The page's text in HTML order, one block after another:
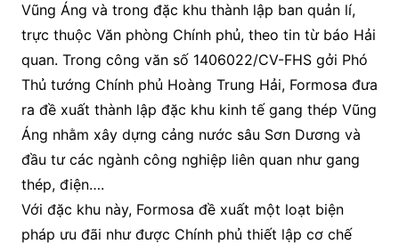
Vũng Áng và trong đặc khu thành lập ban quản lí,
trực thuộc Văn phòng Chính phủ, theo tin từ báo Hải
quan. Trong công văn số 1406022/CV-FHS gởi Phó
Thủ tướng Chính phủ Hoàng Trung Hải, Formosa đưa
ra đề xuất thành lập đặc khu kinh tế gang thép Vũng
Áng nhằm xây dựng cảng nước sâu Sơn Dương và
đầu tư các ngành công nghiệp liên quan như gang
thép, điện….
Với đặc khu này, Formosa đề xuất một loạt biện
pháp ưu đãi như được Chính phủ thiết lập cơ chế